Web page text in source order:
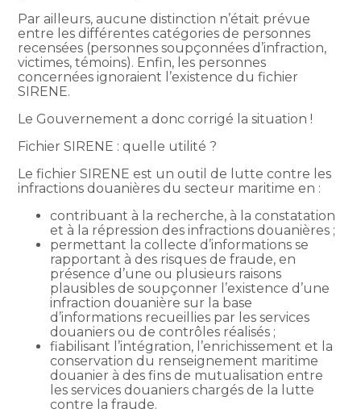
Par ailleurs, aucune distinction n’était prévue
entre les différentes catégories de personnes
recensées (personnes soupçonnées d’infraction,
victimes, témoins). Enfin, les personnes
concernées ignoraient l’existence du fichier
SIRENE.
Le Gouvernement a donc corrigé la situation !
Fichier SIRENE : quelle utilité ?
Le fichier SIRENE est un outil de lutte contre les
infractions douanières du secteur maritime en :
contribuant à la recherche, à la constatation
et à la répression des infractions douanières ;
permettant la collecte d’informations se
rapportant à des risques de fraude, en
présence d’une ou plusieurs raisons
plausibles de soupçonner l’existence d’une
infraction douanière sur la base
d’informations recueillies par les services
douaniers ou de contrôles réalisés ;
fiabilisant l’intégration, l’enrichissement et la
conservation du renseignement maritime
douanier à des fins de mutualisation entre
les services douaniers chargés de la lutte
contre la fraude.